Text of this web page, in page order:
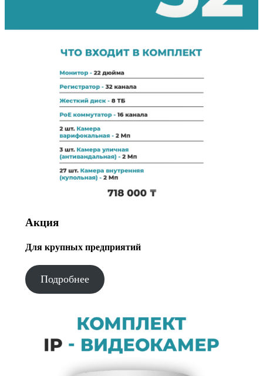
Акция
Для крупных предприятий
Подробнее